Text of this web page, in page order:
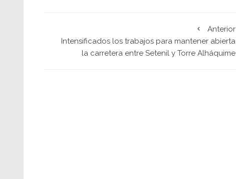
Anterior
Intensificados los trabajos para mantener abierta
la carretera entre Setenil y Torre Alháquime